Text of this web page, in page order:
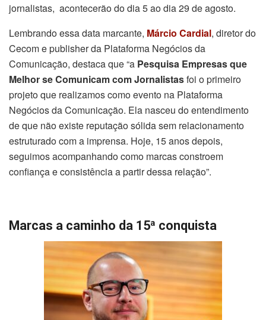
jornalistas, acontecerão do dia 5 ao dia 29 de agosto.
Lembrando essa data marcante, Márcio Cardial, diretor do
Cecom e publisher da Plataforma Negócios da
Comunicação, destaca que “a Pesquisa Empresas que
Melhor se Comunicam com Jornalistasfoi o primeiro
projeto que realizamos como evento na Plataforma
Negócios da Comunicação. Ela nasceu do entendimento
de que não existe reputação sólida sem relacionamento
estruturado com a imprensa. Hoje, 15 anos depois,
seguimos acompanhando como marcas constroem
confiança e consistência a partir dessa relação”.
Marcas a caminho da 15ª conquista